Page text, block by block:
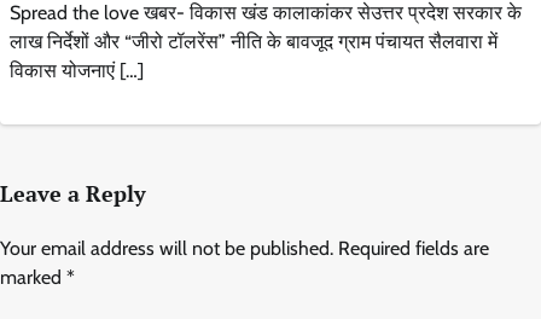
Spread the love खबर- विकास खंड कालाकांकर सेउत्तर प्रदेश सरकार के
लाख निर्देशों और “जीरो टॉलरेंस” नीति के बावजूद ग्राम पंचायत सैलवारा में
विकास योजनाएं […]
Leave a Reply
Your email address will not be published. Required fields are
marked *